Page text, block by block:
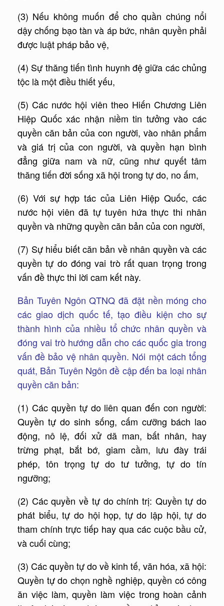
(3) Nếu không muốn để cho quần chúng nổi
dậy chống bạo tàn và áp bức, nhân quyền phải
được luật pháp bảo vệ,
(4) Sự thăng tiến tình huynh đệ giữa các chủng
tộc là một điều thiết yếu,
(5) Các nước hội viên theo Hiến Chương Liên
Hiệp Quốc xác nhận niềm tin tưởng vào các
quyền căn bản của con người, vào nhân phẩm
và giá trị của con người, và quyền hạn bình
đẳng giữa nam và nữ, cũng như quyết tâm
thăng tiến đời sống xã hội trong tự do, no ấm,
(6) Với sự hợp tác của Liên Hiệp Quốc, các
nước hội viên đã tự tuyên hứa thực thi nhân
quyền và những quyền căn bản của con người,
(7) Sự hiểu biết căn bản về nhân quyền và các
quyền tự do đóng vai trò rất quan trọng trong
vấn đề thực thi lời cam kết này.
Bản Tuyên Ngôn QTNQ đã đặt nền móng cho
các giao dịch quốc tế, tạo điều kiện cho sự
thành hình của nhiều tổ chức nhân quyền và
đóng vai trò hướng dẫn cho các quốc gia trong
vấn đề bảo vệ nhân quyền. Nói một cách tổng
quát, Bản Tuyên Ngôn đề cập đến ba loại nhân
quyền căn bản:
(1) Các quyền tự do liên quan đến con người:
Quyền tự do sinh sống, cấm cưỡng bách lao
động, nô lệ, đối xử dã man, bất nhân, hay
trừng phạt, bắt bớ, giam cầm, lưu đày trái
phép, tôn trọng tự do tư tưởng, tự do tín
ngưỡng;
(2) Các quyền về tự do chính trị: Quyền tự do
phát biểu, tự do hội họp, tự do lập hội, tự do
tham chính trực tiếp hay qua các cuộc bầu cử,
và cuối cùng;
(3) Các quyền tự do về kinh tế, văn hóa, xã hội:
Quyền tự do chọn nghề nghiệp, quyền có công
ăn việc làm, quyền làm việc trong hoàn cảnh